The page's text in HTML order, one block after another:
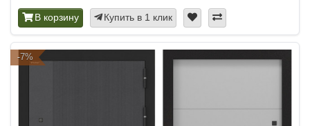
В корзину Купить в 1 клик
-7%